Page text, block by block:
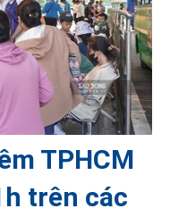
TPHCM
trên các